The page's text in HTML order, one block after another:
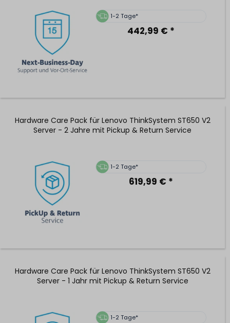
1-2 Tage*
442,99 € *
Hardware Care Pack für Lenovo ThinkSystem ST650 V2
Server - 2 Jahre mit Pickup & Return Service
1-2 Tage*
619,99 € *
Hardware Care Pack für Lenovo ThinkSystem ST650 V2
Server - 1 Jahr mit Pickup & Return Service
1-2 Tage*